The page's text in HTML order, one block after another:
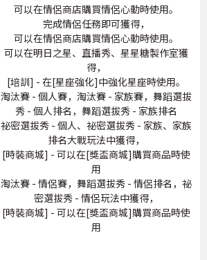
可以在情侶商店購買情侶心動時使用。
完成情侶任務即可獲得，
可以在情侶商店購買情侶心動時使用。
可以在明日之星、直播秀、星星糖製作室獲
得，
[培訓] - 在[星座強化]中強化星座時使用。
淘汰賽 - 個人賽，淘汰賽 - 家族賽，舞蹈選拔
秀 - 個人排名，舞蹈選拔秀 - 家族排名
祕密選拔秀 - 個人、祕密選拔秀 - 家族、家族
排名大戰玩法中獲得，
[時裝商城] - 可以在[獎盃商城]購買商品時使
用
淘汰賽 - 情侶賽，舞蹈選拔秀 - 情侶排名，祕
密選拔秀 - 情侶玩法中獲得，
[時裝商城] - 可以在[獎盃商城]購買商品時使
用